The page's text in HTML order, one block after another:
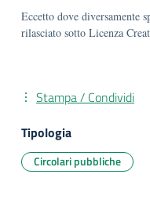
Eccetto dove diversamente
rilasciato sotto Licenza
Stampa / Condividi
Tipologia
Circolari pubbliche